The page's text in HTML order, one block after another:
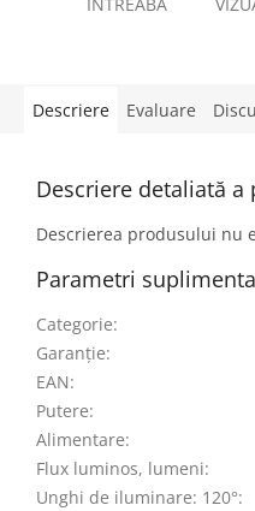
Descriere Evaluare
Descriere detaliată a
Descrierea produsului nu
Parametri
Categorie:
Garanţie:
EAN:
Putere:
Alimentare:
Flux luminos, lumeni:
Unghi de iluminare: 120°: